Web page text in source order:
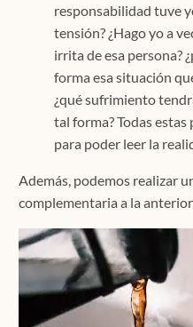
responsabilidad tuve
tensión? ¿Hago yo a
irrita de esa persona?
forma esa situación
¿qué sufrimiento
tal forma? Todas
para poder leer la
Además, podemos realizar
complementaria a la anterior